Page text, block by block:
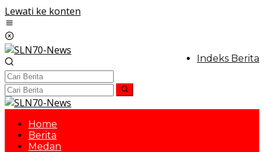
Lewati ke konten
Indeks Berita
Home
Berita
Medan